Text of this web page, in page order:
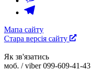
Мапа сайту
Стара версія сайту
Як зв'язатись
моб. / viber 099-609-41-43